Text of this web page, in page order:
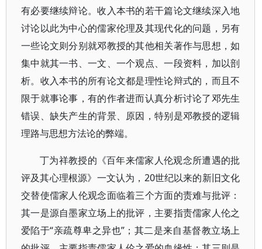
有必要继续辩论。收入本书的若干篇论文继续深入地
讨论以此为中心的儒家伦理及其现代化的问题，另有
一些论文则分别就邓教授的其他相关著作与思想，如
集中就其一书、一文、一个观点、一段资料，加以剖
析。收入本书的所有论文都是理性论辩式的，而且不
限于就事论事，有的作者进而认真分析讨论了邓先生
错误、缺失产生的背景、原因，特别是邓教授的逻辑
理路与思想方法论的弊端。
丁为祥教授的《百年来儒家人伦观念所遭遇的批
评及其心理根源》一文认为，20世纪以来的新旧文化
交替使儒家人伦观念面临着三个方面的责难与批评：
其一是源自墨家立场上的批评，主要指责儒家人伦之
爱陷于“亲疏尊卑之异也”；其二是来自基督教立场上